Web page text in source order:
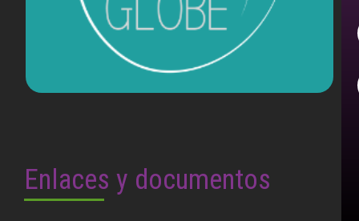
Enlaces y documentos